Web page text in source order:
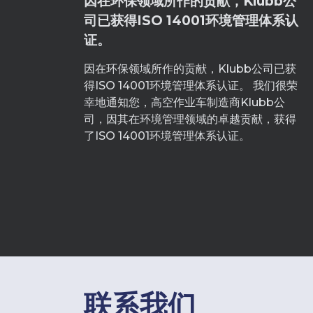
司已获得ISO 14001环境管理体系认
证。
因在环保领域所作的贡献，Klubb公司已获
得ISO 14001环境管理体系认证。 我们很荣
幸地通知您，高空作业车制造商Klubb公
司，因其在环境管理领域的卓越贡献，获得
了ISO 14001环境管理体系认证。
联系我们